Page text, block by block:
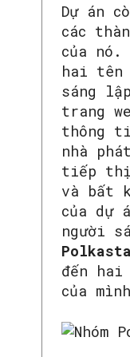
Dự án
các
của
hai tên
sáng
trang
thông
nhà
tiếp
và bất
của dự
người
đến hai
của